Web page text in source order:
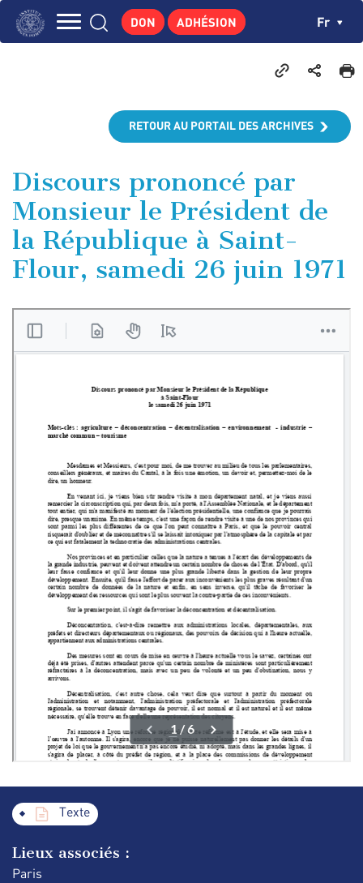
Aller
CENTRE DE RECHERCHES
PUBLICATIONS
ACTUALITÉS
ENSEIGNEMENT
DON ADHÉSION Fr
RETOUR AU PORTAIL DES ARCHIVES
Discours prononcé par
Monsieur le Président de
la République à Saint-
Flour, samedi 26 juin 1971
Texte
Lieux associés :
Paris
Panneau de gestion des cookies